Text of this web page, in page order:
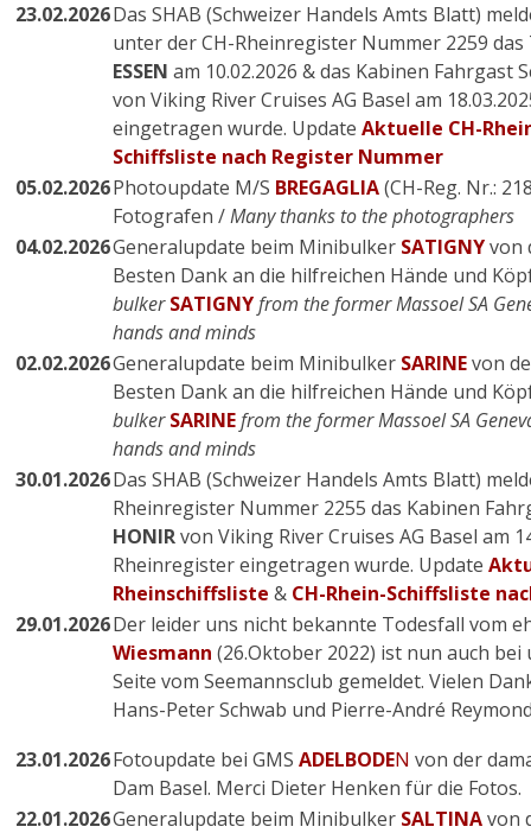
23.02.2026Das SHAB (Schweizer Handels Amts Blatt)
unter der CH-Rheinregister Nummer 2259
ESSEN am 10.02.2026 & das Kabinen Fahrgast
von Viking River Cruises AG Basel am 18.03.
eingetragen wurde. Update Aktuelle CH-
Schiffsliste nach Register Nummer
05.02.2026Photoupdate M/S BREGAGLIA(CH-Reg. Nr.:
Fotografen /Many thanks to the photographers
04.02.2026Generalupdate beim Minibulker SATIGNYvon
Besten Dank an die hilfreichen Hände und
bulker SATIGNYfrom the former Massoel SA
hands and minds
02.02.2026Generalupdate beim Minibulker SARINEvon
Besten Dank an die hilfreichen Hände und
bulker SARINEfrom the former Massoel SA
hands and minds
30.01.2026Das SHAB (Schweizer Handels Amts Blatt)
Rheinregister Nummer 2255 das Kabinen
HONIRvon Viking River Cruises AG Basel am
Rheinregister eingetragen wurde. Update
Rheinschiffsliste & CH-Rhein-Schiffsliste
29.01.2026Der leider uns nicht bekannte Todesfall vom
Wiesmann (26.Oktober 2022) ist nun auch bei
Seite vom Seemannsclub gemeldet. Vielen
Hans-Peter Schwab und Pierre-André
23.01.2026Fotoupdate bei GMS ADELBODEN von der
Dam Basel. Merci Dieter Henken für die Fotos.
22.01.2026Generalupdate beim Minibulker SALTINAvon